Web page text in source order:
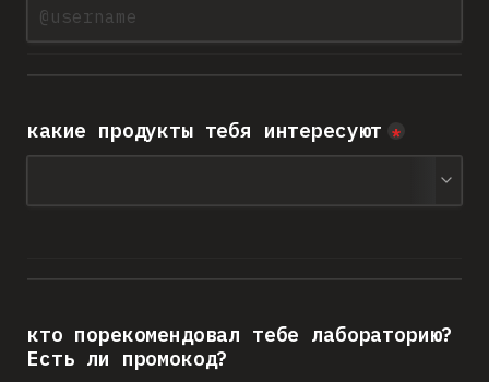
какие продукты тебя интересуют *
кто порекомендовал тебе лабораторию?
Есть ли промокод?